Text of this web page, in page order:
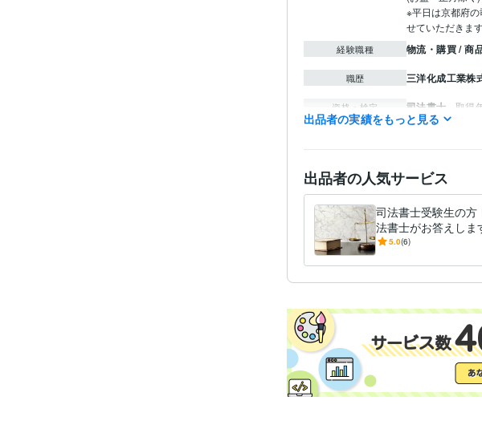
※平日は京都府
経験職種 物流・購買 / 商
職歴 三洋化成工業株
資格・検定 司法書士 取得
ペット ペット
学歴 鳥取大学中退
出品者の実績をもっと見る
出品者の人気サービス
司法書士受験生の方
法書士がお答えしま
経験１９年の司法書
5.0(6)